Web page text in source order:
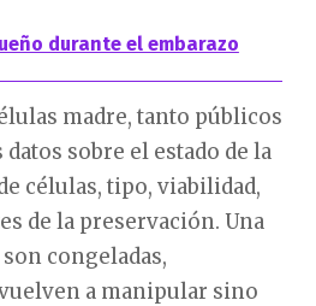
durante el embarazo
madre, tanto públicos
sobre el estado de la
células, tipo, viabilidad,
de la preservación. Una
congeladas,
a manipular sino